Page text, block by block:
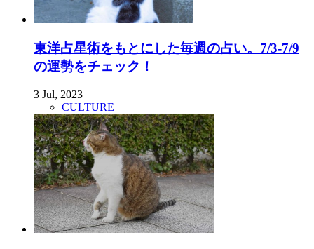
東洋占星術をもとにした毎週の占い。7/3-7/9
の運勢をチェック！
3 Jul, 2023
CULTURE